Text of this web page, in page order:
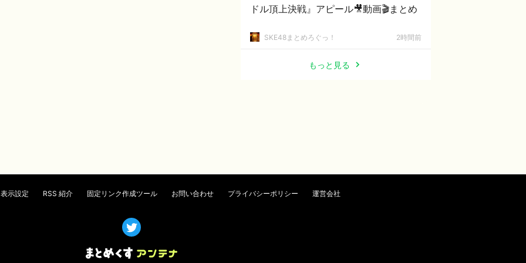
ドル頂上決戦』アピール🎥動画🎬まとめ
SKE48まとめろぐっ！ 2時間前
もっと見る
表示設定 RSS 紹介 固定リンク作成ツール お問い合わせ プライバシーポリシー 運営会社